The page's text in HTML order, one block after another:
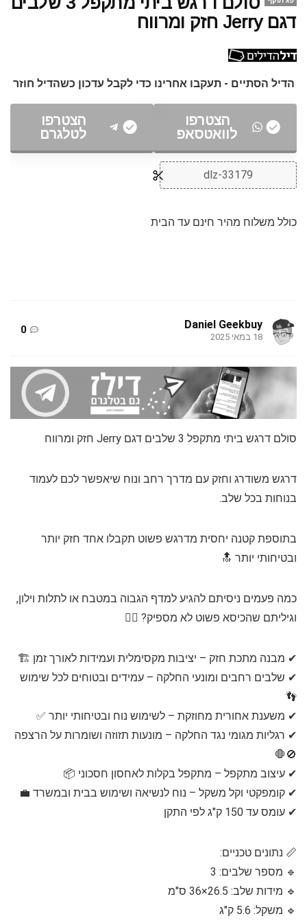
דגם Jerry חזק ומרווח
הדיל הסתיים - תעקבו אחרינו כדי לקבל עדכון כשהדיל חוזר
הצטרפו
לוואטסאפ
הצטרפו
לטלגרם
dlz-33179
כולל משלוח מהיר חינם עד הבית
Daniel Geekbuy
18 במאי 2025
0
סולם דרגש ביתי מתקפל 3 שלבים דגם Jerry חזק ומרווח
דרגש משודרג וחזק עם מדרך רחב ונוח שיאפשר לכם לעמוד
בנוחות בכל שלב.
בתוספת קטנה יחסית מדרגש פשוט תקבלו אחד חזק יותר
ובטיחותי יותר 🔝
כמה פעמים ניסיתם להגיע למדף הגבוה במטבח או לתלות וילון,
וגיליתם שהכיסא פשוט לא מספיק? 🤦‍♂️
✔ מבנה מתכת חזק – יציבות מקסימלית ועמידות לאורך זמן 🏗️
✔ שלבים רחבים ומונעי החלקה – עמידים ובטוחים לכל שימוש
👣
✔ משענת אחורית מחוזקת – לשימוש נוח ובטיחותי יותר ✅
✔ רגליות מגומי נגד החלקה – מונעות תזוזה ושומרות על הרצפה
🚫🛑
✔ עיצוב מתקפל – מתקפל בקלות לאחסון חסכוני 📦
✔ קומפקטי וקל משקל – נוח לנשיאה ושימוש בבית ובמשרד 💼
✔ עומס עד 150 ק"ג לפי התקן
📏 נתונים טכניים:
🔹 מספר שלבים: 3
🔹 מידות שלב: 26.5×36 ס"מ
🔹 משקל: 5.6 ק"ג